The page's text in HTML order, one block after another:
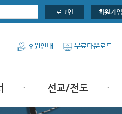
로그인 회원가입
후원안내 무료다운로드
선교/전도